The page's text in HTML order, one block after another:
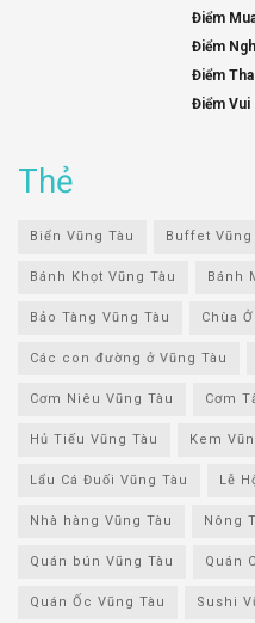
Điểm
Điểm
Điểm
Điểm Vui
Thẻ
Biển Vũng Tàu Buffet Vũng
Bánh Khọt Vũng Tàu Bánh
Bảo Tàng Vũng Tàu Chùa
Các con đường ở Vũng Tàu
Cơm Niêu Vũng Tàu Cơm
Hủ Tiếu Vũng Tàu Kem
Lẩu Cá Đuối Vũng Tàu Lễ
Nhà hàng Vũng Tàu Nông
Quán bún Vũng Tàu Quán
Quán Ốc Vũng Tàu Sushi